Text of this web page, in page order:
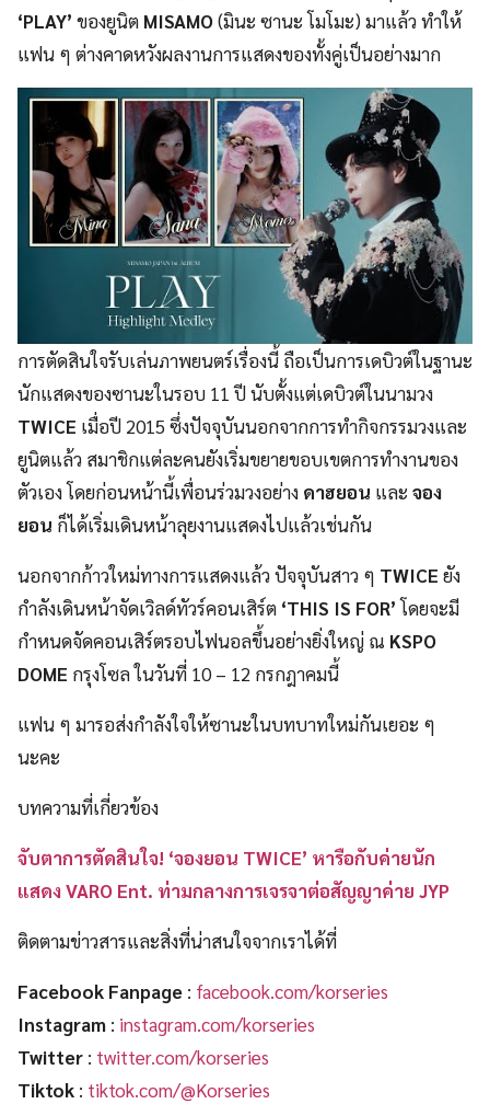
‘PLAY’ ของยูนิต MISAMO(มินะ ซานะ โมโมะ) มาแล้ว ทำให้
แฟน ๆ ต่างคาดหวังผลงานการแสดงของทั้งคู่เป็นอย่างมาก
การตัดสินใจรับเล่นภาพยนตร์เรื่องนี้ ถือเป็นการเดบิวต์ในฐานะ
นักแสดงของซานะในรอบ 11 ปี นับตั้งแต่เดบิวต์ในนามวง
TWICE เมื่อปี 2015 ซึ่งปัจจุบันนอกจากการทำกิจกรรมวงและ
ยูนิตแล้ว สมาชิกแต่ละคนยังเริ่มขยายขอบเขตการทำงานของ
ตัวเอง โดยก่อนหน้านี้เพื่อนร่วมวงอย่าง ดาฮยอน และ จอง
ยอน ก็ได้เริ่มเดินหน้าลุยงานแสดงไปแล้วเช่นกัน
นอกจากก้าวใหม่ทางการแสดงแล้ว ปัจจุบันสาว ๆ TWICE ยัง
กำลังเดินหน้าจัดเวิลด์ทัวร์คอนเสิร์ต ‘THIS IS FOR’โดยจะมี
กำหนดจัดคอนเสิร์ตรอบไฟนอลขึ้นอย่างยิ่งใหญ่ ณ KSPO
DOME กรุงโซล ในวันที่ 10 – 12 กรกฎาคมนี้
แฟน ๆ มารอส่งกำลังใจให้ซานะในบทบาทใหม่กันเยอะ ๆ
นะคะ
บทความที่เกี่ยวข้อง
จับตาการตัดสินใจ! ‘จองยอน TWICE’ หารือกับค่ายนัก
แสดง VARO Ent. ท่ามกลางการเจรจาต่อสัญญาค่าย JYP
ติดตามข่าวสารและสิ่งที่น่าสนใจจากเราได้ที่
Facebook Fanpage : facebook.com/korseries
Instagram : instagram.com/korseries
Twitter : twitter.com/korseries
Tiktok : tiktok.com/@Korseries